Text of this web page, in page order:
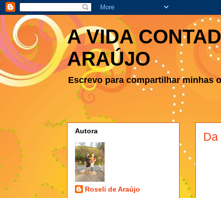
A VIDA
ARAÚJO
Escrevo para compartilhar minhas
Da
Autora
Roseli de Araújo